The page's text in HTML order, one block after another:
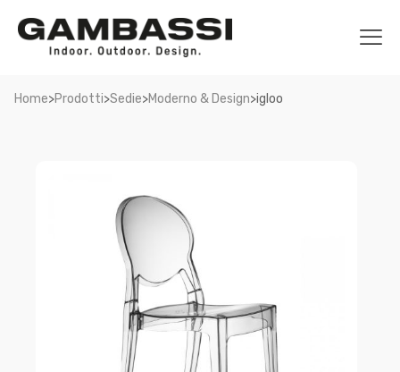
Home>Prodotti>Sedie>Moderno & Design>igloo